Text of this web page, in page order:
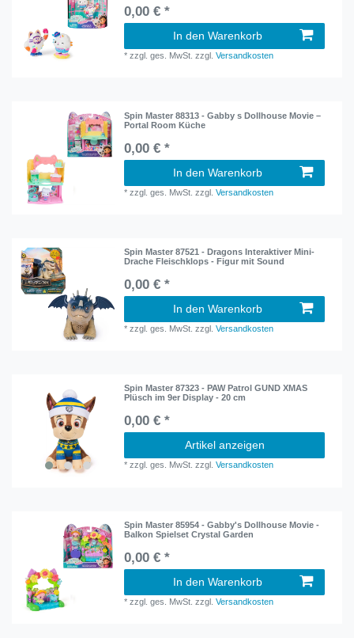
0,00 € *
In den Warenkorb
*zzgl. ges. MwSt. zzgl.Versandkosten
Spin Master 88313 - Gabby s Dollhouse Movie –
Portal Room Küche
0,00 € *
In den Warenkorb
*zzgl. ges. MwSt. zzgl.Versandkosten
Spin Master 87521 - Dragons Interaktiver Mini-
Drache Fleischklops - Figur mit Sound
0,00 € *
In den Warenkorb
*zzgl. ges. MwSt. zzgl.Versandkosten
Spin Master 87323 - PAW Patrol GUND XMAS
Plüsch im 9er Display - 20 cm
0,00 € *
Artikel anzeigen
*zzgl. ges. MwSt. zzgl.Versandkosten
Spin Master 85954 - Gabby's Dollhouse Movie -
Balkon Spielset Crystal Garden
0,00 € *
In den Warenkorb
*zzgl. ges. MwSt. zzgl.Versandkosten